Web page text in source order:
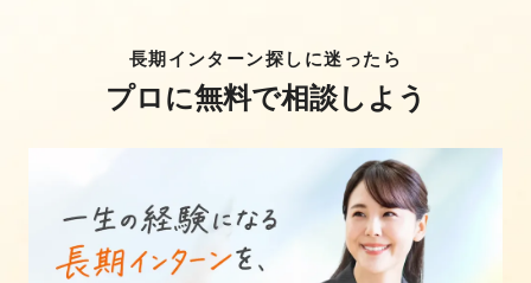
長期インターン探しに迷ったら
プロに無料で相談しよう